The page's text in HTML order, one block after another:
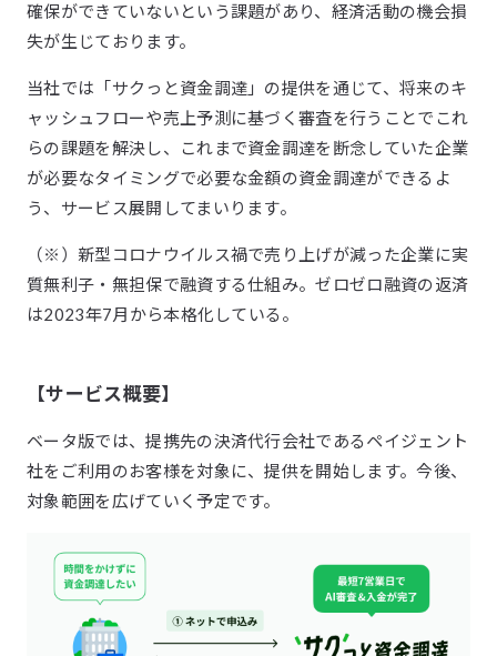
確保ができていないという課題があり、経済活動の機会損
失が生じております。
当社では「サクっと資金調達」の提供を通じて、将来のキ
ャッシュフローや売上予測に基づく審査を行うことでこれ
らの課題を解決し、これまで資金調達を断念していた企業
が必要なタイミングで必要な金額の資金調達ができるよ
う、サービス展開してまいります。
（※）新型コロナウイルス禍で売り上げが減った企業に実
質無利子・無担保で融資する仕組み。ゼロゼロ融資の返済
は2023年7月から本格化している。
【サービス概要】
ベータ版では、提携先の決済代行会社であるペイジェント
社をご利用のお客様を対象に、提供を開始します。今後、
対象範囲を広げていく予定です。